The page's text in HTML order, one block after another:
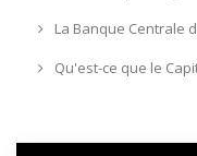
La Banque Centrale
Qu'est-ce que le